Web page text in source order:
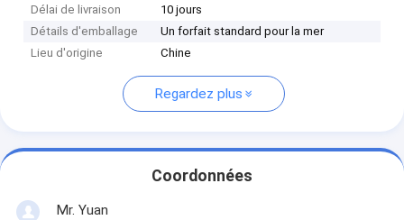
Délai de livraison
10 jours
Détails d'emballage
Un forfait standard pour la mer
Lieu d'origine
Chine
Regardez plus
Coordonnées
Mr. Yuan